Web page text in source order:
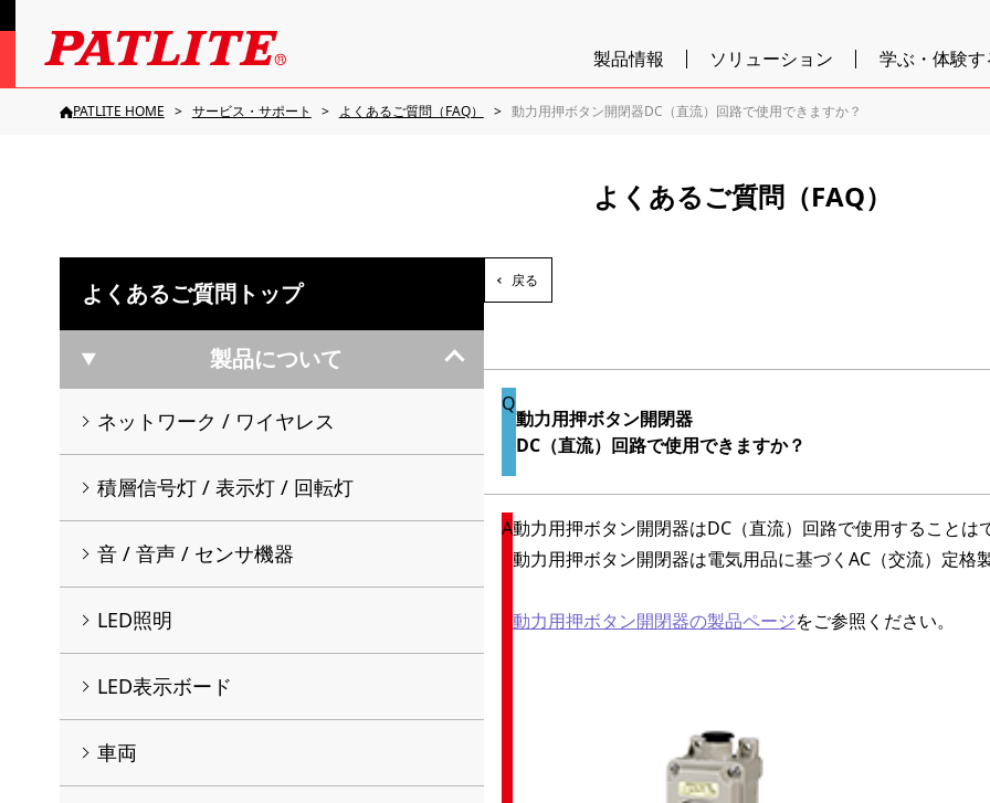
製品情報 ソリューション 学ぶ・体験す
PATLITE HOME サービス・サポート よくあるご質問（FAQ） 動力用押ボタン開閉器DC（直流）回路で使用できますか？
よくあるご質問（FAQ）
戻る
動力用押ボタン開閉器
DC（直流）回路で使用できますか？
動力用押ボタン開閉器はDC（直流）回路で使用することは
動力用押ボタン開閉器は電気用品に基づくAC（交流）定格製
動力用押ボタン開閉器の製品ページをご参照ください。
よくあるご質問トップ
製品について
ネットワーク / ワイヤレス
積層信号灯 / 表示灯 / 回転灯
音 / 音声 / センサ機器
LED照明
LED表示ボード
車両